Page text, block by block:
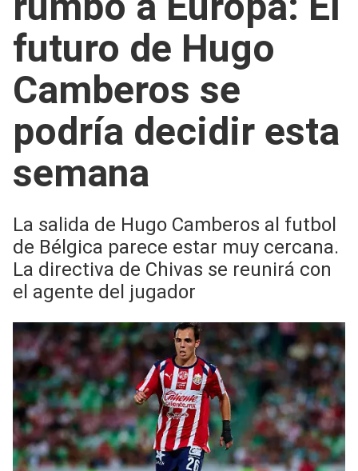
futuro de Hugo
Camberos se
podría decidir esta
semana
La salida de Hugo Camberos al futbol
de Bélgica parece estar muy cercana.
La directiva de Chivas se reunirá con
el agente del jugador